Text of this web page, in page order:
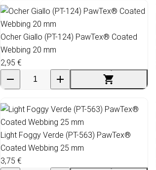
Ocher Giallo (PT-124) PawTex® Coated
Webbing 20 mm
2,95 €
Light Foggy Verde (PT-563) PawTex®
Coated Webbing 25 mm
3,75 €